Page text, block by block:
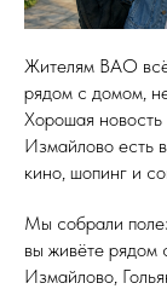
Жителям ВАО всё
рядом с домом,
Хорошая
Измайлово есть
кино, шопинг и
Мы собрали
вы живёте рядом
Измайлово,